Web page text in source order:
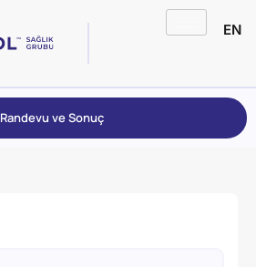
EN
Randevu ve Sonuç